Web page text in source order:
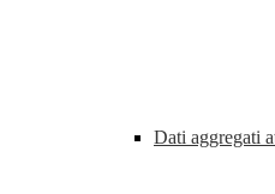
Dati aggregati